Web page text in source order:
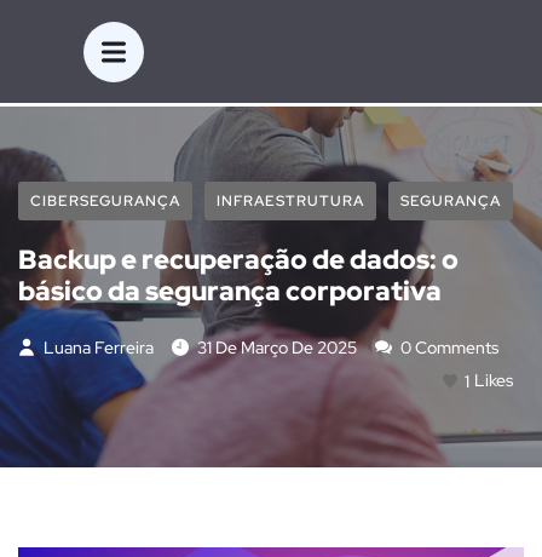
CIBERSEGURANÇA INFRAESTRUTURA SEGURANÇA
Backup e recuperação de dados: o
básico da segurança corporativa
Luana Ferreira 31 De Março De 2025
0 Comments
1 Likes